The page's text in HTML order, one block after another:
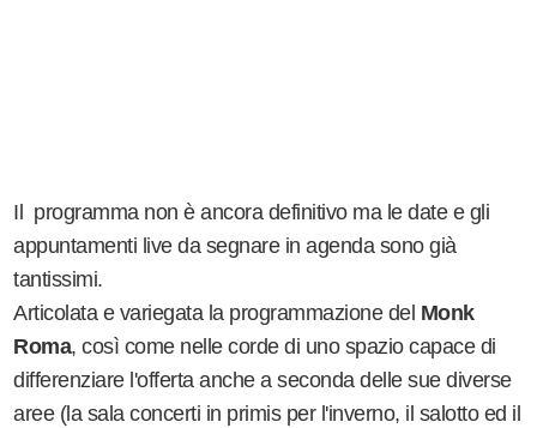
Il programma non è ancora definitivo ma le date e gli
appuntamenti live da segnare in agenda sono già
tantissimi.
Articolata e variegata la programmazione del Monk
Roma, così come nelle corde di uno spazio capace di
differenziare l'offerta anche a seconda delle sue diverse
aree (la sala concerti in primis per l'inverno, il salotto ed il